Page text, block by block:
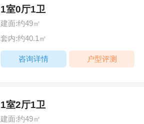
1室0厅1卫
建面:约49㎡
套内:约40.1㎡
咨询详情 户型评测
1室2厅1卫
建面:约49㎡